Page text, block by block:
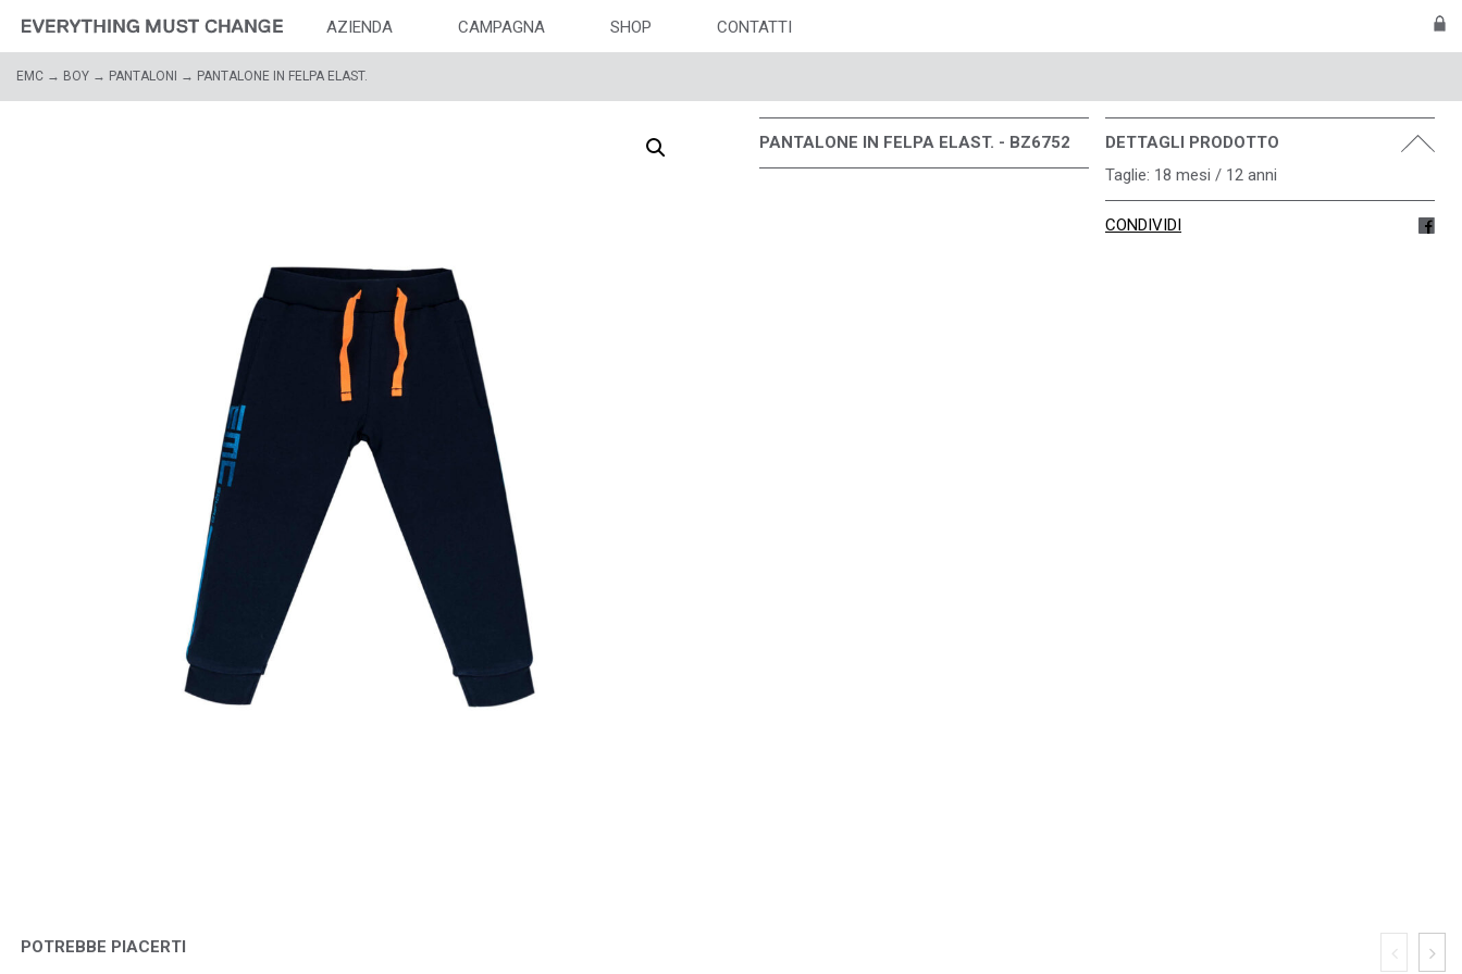
AZIENDA CAMPAGNA SHOP CONTATTI
EMC → BOY → PANTALONI → PANTALONE IN FELPA ELAST.
PANTALONE IN FELPA ELAST. - BZ6752
DETTAGLI PRODOTTO
Taglie: 18 mesi / 12 anni
CONDIVIDI
POTREBBE PIACERTI